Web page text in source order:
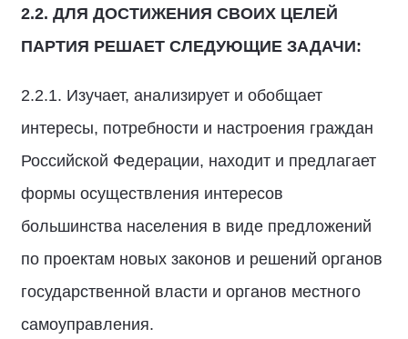
2.2. ДЛЯ ДОСТИЖЕНИЯ СВОИХ ЦЕЛЕЙ
ПАРТИЯ РЕШАЕТ СЛЕДУЮЩИЕ ЗАДАЧИ:
2.2.1. Изучает, анализирует и обобщает
интересы, потребности и настроения граждан
Российской Федерации, находит и предлагает
формы осуществления интересов
большинства населения в виде предложений
по проектам новых законов и решений органов
государственной власти и органов местного
самоуправления.